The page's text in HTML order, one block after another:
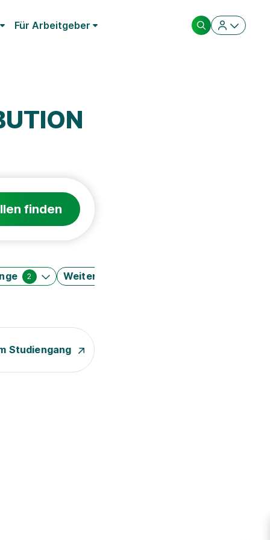
Für Arbeitgeber
finden
2 Weitere Filter
Studiengang